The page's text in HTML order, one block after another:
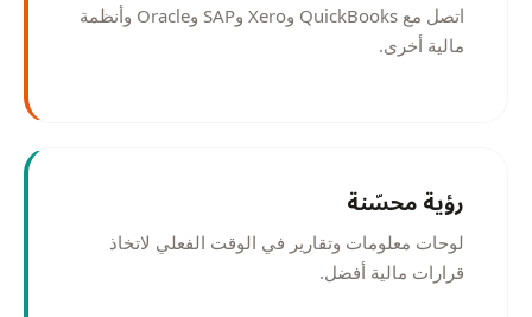
اتصل مع QuickBooks وXero وSAP وOracle وأنظمة
مالية أخرى.
رؤية محسّنة
لوحات معلومات وتقارير في الوقت الفعلي لاتخاذ
قرارات مالية أفضل.